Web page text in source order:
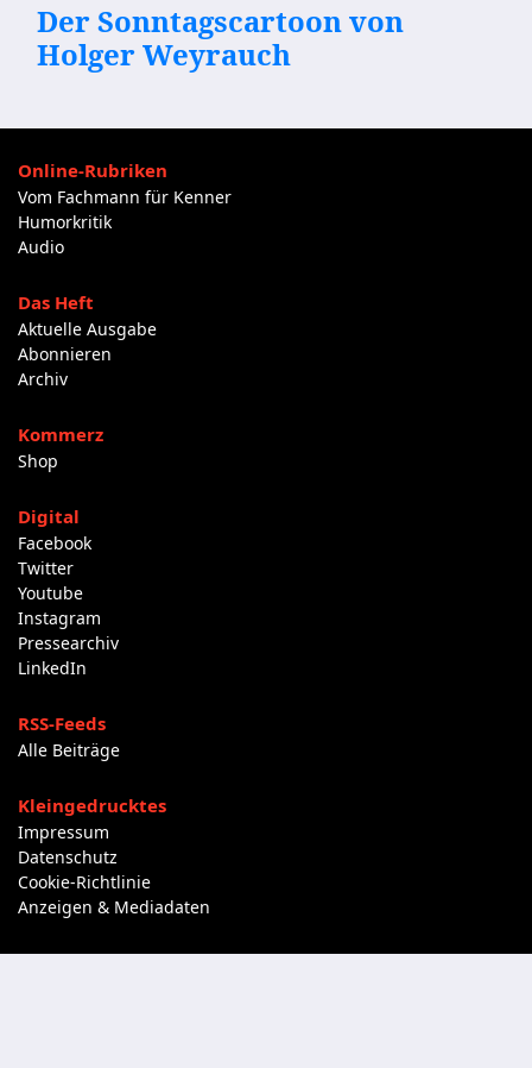
Der Sonntagscartoon von
Holger Weyrauch
Online-Rubriken
Vom Fachmann für Kenner
Humorkritik
Audio
Das Heft
Aktuelle Ausgabe
Abonnieren
Archiv
Kommerz
Shop
Digital
Facebook
Twitter
Youtube
Instagram
Pressearchiv
LinkedIn
RSS-Feeds
Alle Beiträge
Kleingedrucktes
Impressum
Datenschutz
Cookie-Richtlinie
Anzeigen & Mediadaten